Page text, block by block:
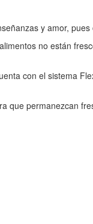
y amor,
no están
con el sistema
permanezcan